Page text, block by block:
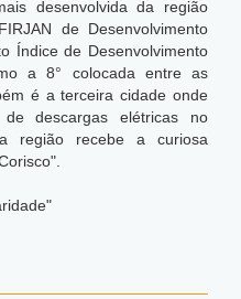
desenvolvida da região
de Desenvolvimento
Índice de Desenvolvimento
a 8° colocada entre as
é a terceira cidade onde
de descargas elétricas no
região recebe a curiosa